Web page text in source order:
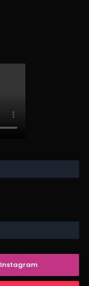
Instagram